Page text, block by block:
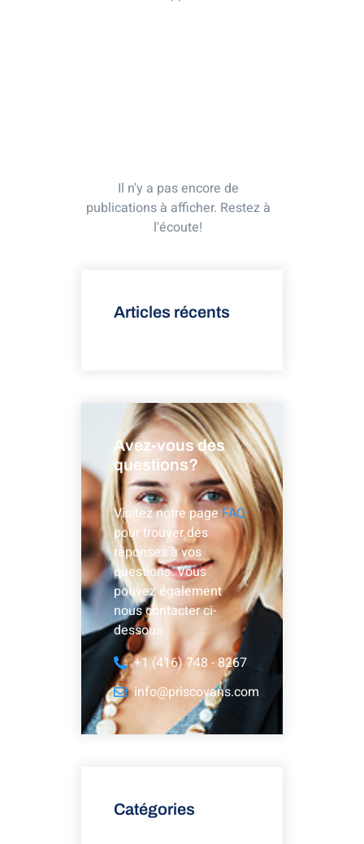
Il n'y a pas encore de
publications à afficher. Restez à
l'écoute!
Articles récents
Avez-vous des
questions?
Visitez notre pageFAQ
pour trouver des
réponses à vos
questions. Vous
pouvez également
nous contacter ci-
dessous
+1 (416) 748 - 8267
info@priscovans.com
Catégories